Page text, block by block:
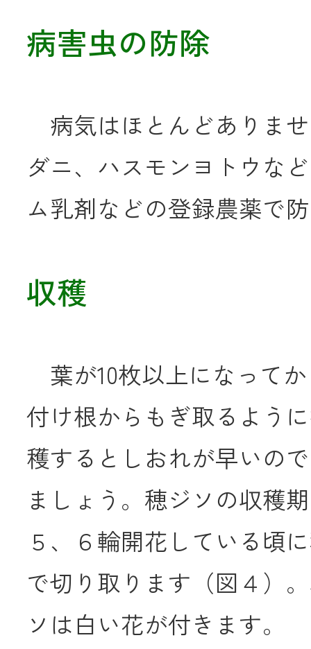
病害虫の防除
病気はほとんどありま
ダニ、ハスモンヨトウな
ム乳剤などの登録農薬で
収穫
葉が10枚以上になって
付け根からもぎ取るよう
穫するとしおれが早いの
ましょう。穂ジソの収穫
５、６輪開花している頃
で切り取ります（図４）
ソは白い花が付きます。